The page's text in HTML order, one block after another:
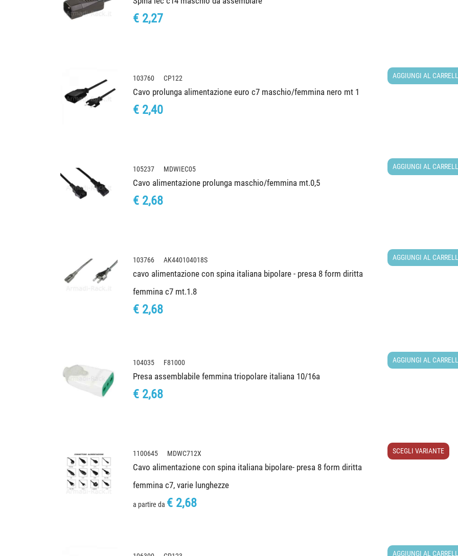
€ 2,27
103760 CP122
Cavo prolunga alimentazione euro c7 maschio/femmina nero mt 1
€ 2,40
AGGIUNGI AL
105237 MDWIEC05
Cavo alimentazione prolunga maschio/femmina mt.0,5
€ 2,68
AGGIUNGI AL
103766 AK440104018S
cavo alimentazione con spina italiana bipolare - presa 8 form diritta
femmina c7 mt.1.8
€ 2,68
AGGIUNGI AL
104035 F81000
Presa assemblabile femmina triopolare italiana 10/16a
€ 2,68
AGGIUNGI AL
1100645 MDWC712X
Cavo alimentazione con spina italiana bipolare- presa 8 form diritta
femmina c7, varie lunghezze
a partire da € 2,68
SCEGLI VARIANTE
AGGIUNGI AL